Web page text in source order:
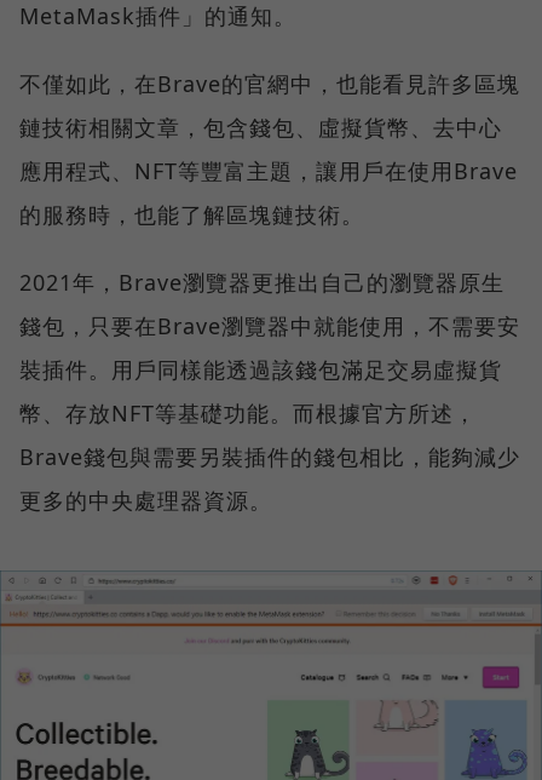
MetaMask插件」的通知。
不僅如此，在Brave的官網中，也能看見許多區塊
鏈技術相關文章，包含錢包、虛擬貨幣、去中心
應用程式、NFT等豐富主題，讓用戶在使用Brave
的服務時，也能了解區塊鏈技術。
2021年，Brave瀏覽器更推出自己的瀏覽器原生
錢包，只要在Brave瀏覽器中就能使用，不需要安
裝插件。用戶同樣能透過該錢包滿足交易虛擬貨
幣、存放NFT等基礎功能。而根據官方所述，
Brave錢包與需要另裝插件的錢包相比，能夠減少
更多的中央處理器資源。